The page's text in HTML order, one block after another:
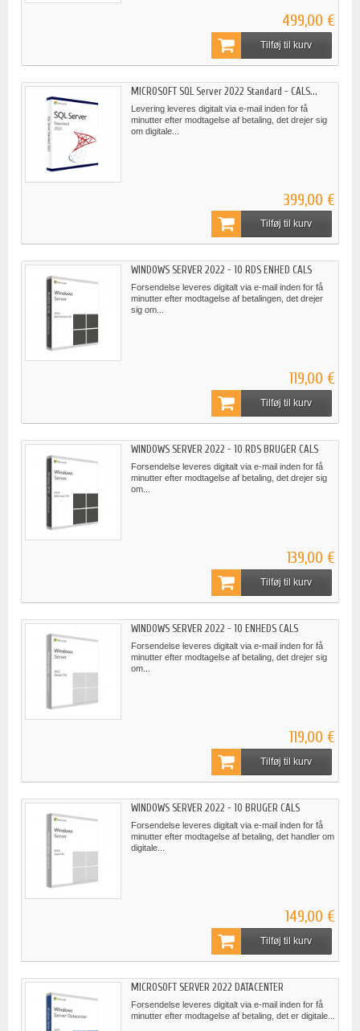
499,00 €
Tilføj til kurv
MICROSOFT SQL Server 2022 Standard - CALS...
Levering leveres digitalt via e-mail inden for få
minutter efter modtagelse af betaling, det drejer sig
om digitale...
399,00 €
Tilføj til kurv
WINDOWS SERVER 2022 - 10 RDS ENHED CALS
Forsendelse leveres digitalt via e-mail inden for få
minutter efter modtagelse af betalingen, det drejer
sig om...
119,00 €
Tilføj til kurv
WINDOWS SERVER 2022 - 10 RDS BRUGER CALS
Forsendelse leveres digitalt via e-mail inden for få
minutter efter modtagelse af betaling, det drejer sig
om...
139,00 €
Tilføj til kurv
WINDOWS SERVER 2022 - 10 ENHEDS CALS
Forsendelse leveres digitalt via e-mail inden for få
minutter efter modtagelse af betaling, det drejer sig
om...
119,00 €
Tilføj til kurv
WINDOWS SERVER 2022 - 10 BRUGER CALS
Forsendelse leveres digitalt via e-mail inden for få
minutter efter modtagelse af betaling, det handler om
digitale...
149,00 €
Tilføj til kurv
MICROSOFT SERVER 2022 DATACENTER
Forsendelse leveres digitalt via e-mail inden for få
minutter efter modtagelse af betaling, det er digitale...